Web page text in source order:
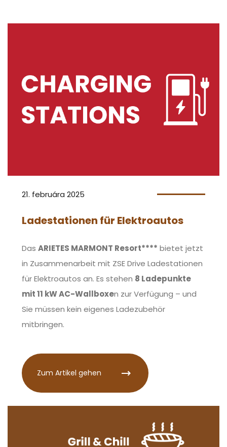
21. februára 2025
Ladestationen für Elektroautos
Das ARIETES MARMONT Resort**** bietet jetzt
in Zusammenarbeit mit ZSE Drive Ladestationen
für Elektroautos an. Es stehen 8 Ladepunkte
mit 11 kW AC-Wallboxen zur Verfügung – und
Sie müssen kein eigenes Ladezubehör
mitbringen.
Zum Artikel gehen